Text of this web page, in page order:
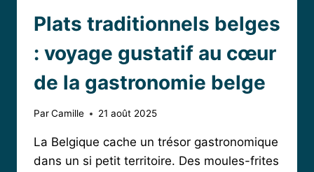
Plats traditionnels belges
: voyage gustatif au cœur
de la gastronomie belge
ParCamille 21 août 2025
La Belgique cache un trésor gastronomique
dans un si petit territoire. Des moules-frites